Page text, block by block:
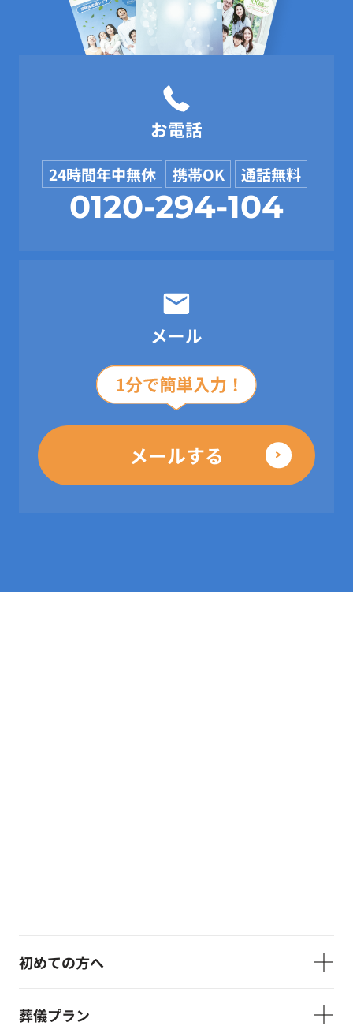
お電話
24時間年中無休 携帯OK 通話無料
0120-294-104
メール
メールする
初めての方へ
葬儀プラン